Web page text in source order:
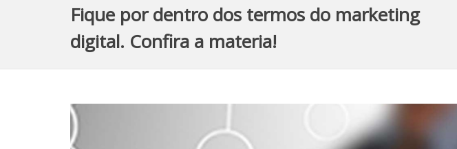
Fique por dentro dos termos do marketing
digital. Confira a materia!